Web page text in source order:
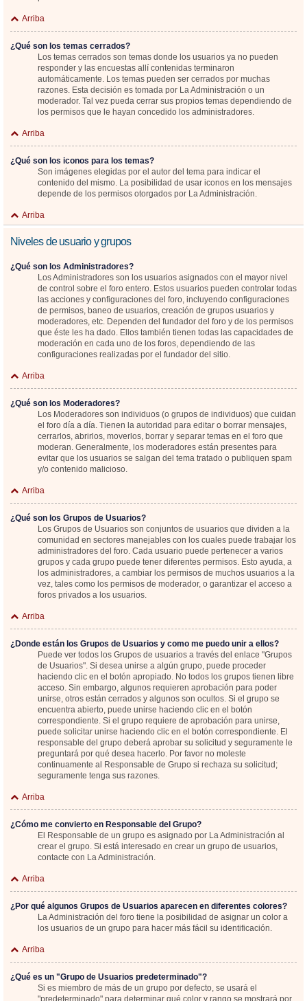
Arriba
¿Qué son los temas cerrados?
Los temas cerrados son temas donde los usuarios ya no pueden
responder y las encuestas allí contenidas terminaron
automáticamente. Los temas pueden ser cerrados por muchas
razones. Esta decisión es tomada por La Administración o un
moderador. Tal vez pueda cerrar sus propios temas dependiendo de
los permisos que le hayan concedido los administradores.
Arriba
¿Qué son los iconos para los temas?
Son imágenes elegidas por el autor del tema para indicar el
contenido del mismo. La posibilidad de usar iconos en los mensajes
depende de los permisos otorgados por La Administración.
Arriba
Niveles de usuario y grupos
¿Qué son los Administradores?
Los Administradores son los usuarios asignados con el mayor nivel
de control sobre el foro entero. Estos usuarios pueden controlar todas
las acciones y configuraciones del foro, incluyendo configuraciones
de permisos, baneo de usuarios, creación de grupos usuarios y
moderadores, etc. Dependen del fundador del foro y de los permisos
que éste les ha dado. Ellos también tienen todas las capacidades de
moderación en cada uno de los foros, dependiendo de las
configuraciones realizadas por el fundador del sitio.
Arriba
¿Qué son los Moderadores?
Los Moderadores son individuos (o grupos de individuos) que cuidan
el foro día a día. Tienen la autoridad para editar o borrar mensajes,
cerrarlos, abrirlos, moverlos, borrar y separar temas en el foro que
moderan. Generalmente, los moderadores están presentes para
evitar que los usuarios se salgan del tema tratado o publiquen spam
y/o contenido malicioso.
Arriba
¿Qué son los Grupos de Usuarios?
Los Grupos de Usuarios son conjuntos de usuarios que dividen a la
comunidad en sectores manejables con los cuales puede trabajar los
administradores del foro. Cada usuario puede pertenecer a varios
grupos y cada grupo puede tener diferentes permisos. Esto ayuda, a
los administradores, a cambiar los permisos de muchos usuarios a la
vez, tales como los permisos de moderador, o garantizar el acceso a
foros privados a los usuarios.
Arriba
¿Donde están los Grupos de Usuarios y como me puedo unir a ellos?
Puede ver todos los Grupos de usuarios a través del enlace "Grupos
de Usuarios". Si desea unirse a algún grupo, puede proceder
haciendo clic en el botón apropiado. No todos los grupos tienen libre
acceso. Sin embargo, algunos requieren aprobación para poder
unirse, otros están cerrados y algunos son ocultos. Si el grupo se
encuentra abierto, puede unirse haciendo clic en el botón
correspondiente. Si el grupo requiere de aprobación para unirse,
puede solicitar unirse haciendo clic en el botón correspondiente. El
responsable del grupo deberá aprobar su solicitud y seguramente le
preguntará por qué desea hacerlo. Por favor no moleste
continuamente al Responsable de Grupo si rechaza su solicitud;
seguramente tenga sus razones.
Arriba
¿Cómo me convierto en Responsable del Grupo?
El Responsable de un grupo es asignado por La Administración al
crear el grupo. Si está interesado en crear un grupo de usuarios,
contacte con La Administración.
Arriba
¿Por qué algunos Grupos de Usuarios aparecen en diferentes colores?
La Administración del foro tiene la posibilidad de asignar un color a
los usuarios de un grupo para hacer más fácil su identificación.
Arriba
¿Qué es un "Grupo de Usuarios predeterminado"?
Si es miembro de más de un grupo por defecto, se usará el
"predeterminado" para determinar qué color y rango se mostrará por